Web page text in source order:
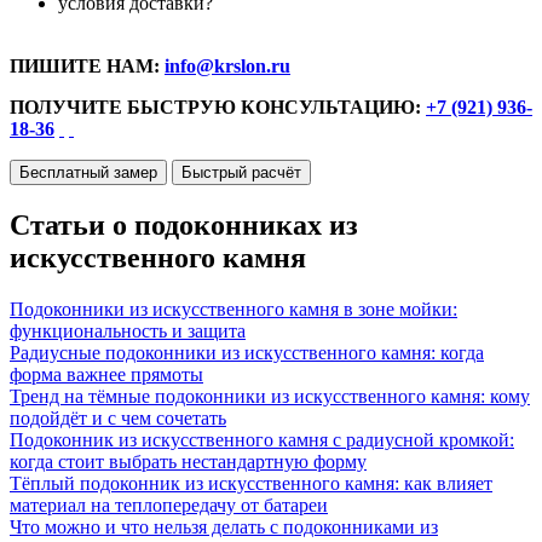
ПИШИТЕ НАМ: info@krslon.ru
ПОЛУЧИТЕ БЫСТРУЮ КОНСУЛЬТАЦИЮ: +7 (921) 936-
18-36
Бесплатный замер Быстрый расчёт
Статьи о подоконниках из
искусственного камня
Подоконники из искусственного камня в зоне мойки:
функциональность и защита
Радиусные подоконники из искусственного камня: когда
форма важнее прямоты
Тренд на тёмные подоконники из искусственного камня: кому
подойдёт и с чем сочетать
Подоконник из искусственного камня с радиусной кромкой:
когда стоит выбрать нестандартную форму
Тёплый подоконник из искусственного камня: как влияет
материал на теплопередачу от батареи
Что можно и что нельзя делать с подоконниками из